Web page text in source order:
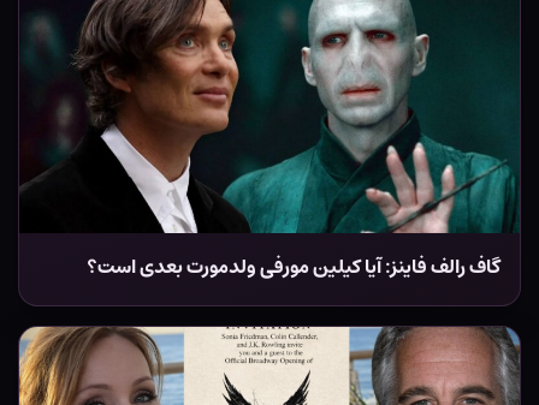
گاف رالف فاینز: آیا کیلین مورفی ولدمورت بعدی است؟